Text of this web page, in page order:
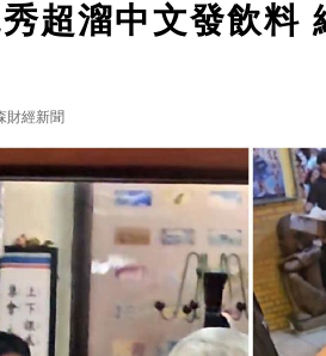
超溜中文發飲料
財經新聞